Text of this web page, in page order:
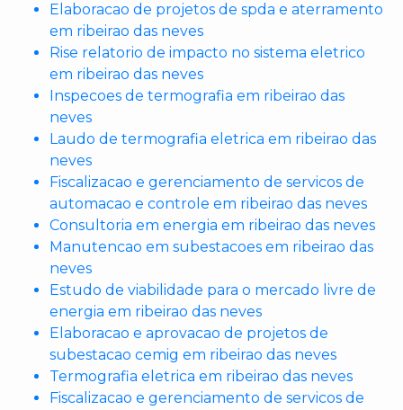
Elaboracao de projetos de spda e aterramento
em ribeirao das neves
Rise relatorio de impacto no sistema eletrico
em ribeirao das neves
Inspecoes de termografia em ribeirao das
neves
Laudo de termografia eletrica em ribeirao das
neves
Fiscalizacao e gerenciamento de servicos de
automacao e controle em ribeirao das neves
Consultoria em energia em ribeirao das neves
Manutencao em subestacoes em ribeirao das
neves
Estudo de viabilidade para o mercado livre de
energia em ribeirao das neves
Elaboracao e aprovacao de projetos de
subestacao cemig em ribeirao das neves
Termografia eletrica em ribeirao das neves
Fiscalizacao e gerenciamento de servicos de